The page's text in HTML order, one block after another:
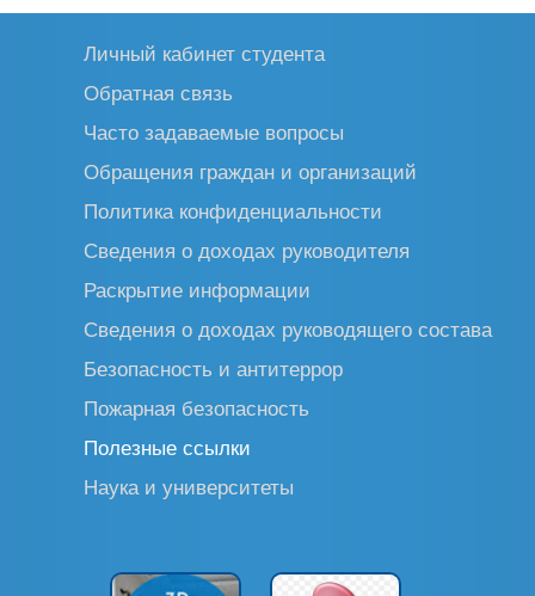
Личный кабинет студента
Обратная связь
Часто задаваемые вопросы
Обращения граждан и организаций
Политика конфиденциальности
Сведения о доходах руководителя
Раскрытие информации
Сведения о доходах руководящего состава
Безопасность и антитеррор
Пожарная безопасность
Полезные ссылки
Наука и университеты